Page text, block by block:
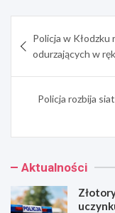
wpisu
Policja w
odurzających w
Policja rozbija
Aktualności